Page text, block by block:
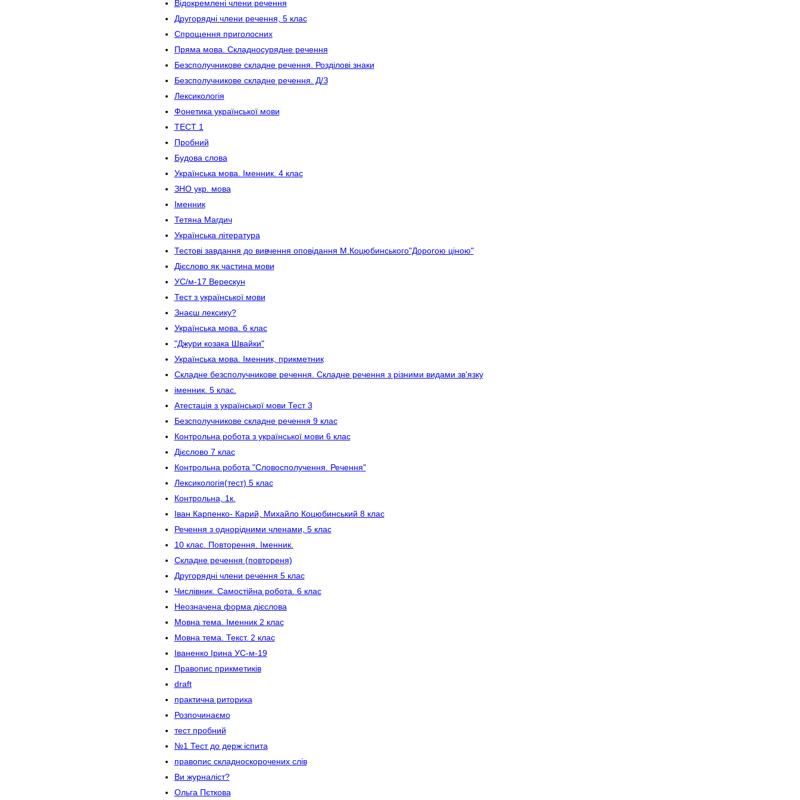
Відокремлені члени речення
Другорядні члени речення, 5 клас
Спрощення приголосних
Пряма мова. Складносурядне речення
Безсполучникове складне речення. Розділові знаки
Безсполучникове складне речення. Д/З
Лексикологія
Фонетика української мови
ТЕСТ 1
Пробний
Будова слова
Українська мова. Іменник. 4 клас
ЗНО укр. мова
Іменник
Тетяна Магдич
Українська література
Тестові завдання до вивчення оповідання М.Коцюбинського"Дорогою ціною"
Дієслово як частина мови
УС/м-17 Верескун
Тест з української мови
Знаєш лексику?
Українська мова. 6 клас
"Джури козака Швайки"
Українська мова. Іменник, прикметник
Складне безсполучникове речення. Складне речення з різними видами зв’язку
іменник. 5 клас.
Атестація з української мови Тест 3
Безсполучникове складне речення 9 клас
Контрольна робота з української мови 6 клас
Дієслово 7 клас
Контрольна робота "Словосполучення. Речення"
Лексикологія(тест) 5 клас
Контрольна, 1к.
Іван Карпенко- Карий, Михайло Коцюбинський 8 клас
Речення з однорідними членами, 5 клас
10 клас. Повторення. Іменник.
Складне речення (повтореня)
Другорядні члени речення 5 клас
Числівник. Самостійна робота. 6 клас
Неозначена форма дієслова
Мовна тема. Іменник 2 клас
Мовна тема. Текст. 2 клас
Іваненко Ірина УС-м-19
Правопис прикметиків
draft
практична риторика
Розпочинаємо
тест пробний
№1 Тест до держ іспита
правопис складноскорочених слів
Ви журналіст?
Ольга Пєткова